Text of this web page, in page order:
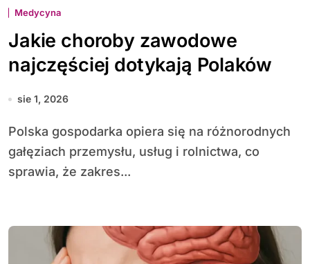
Medycyna
Jakie choroby zawodowe
najczęściej dotykają Polaków
sie 1, 2026
Polska gospodarka opiera się na różnorodnych
gałęziach przemysłu, usług i rolnictwa, co
sprawia, że zakres...